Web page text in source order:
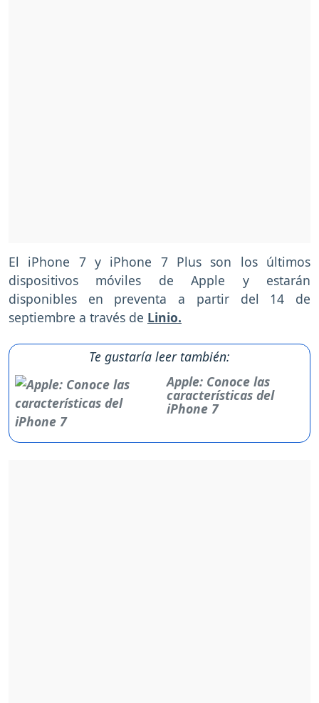
El iPhone 7 y iPhone 7 Plus son los últimos
dispositivos móviles de Apple y estarán
disponibles en preventa a partir del 14 de
septiembre a través de Linio.
Te gustaría leer también:
Apple: Conoce las
características del
iPhone 7